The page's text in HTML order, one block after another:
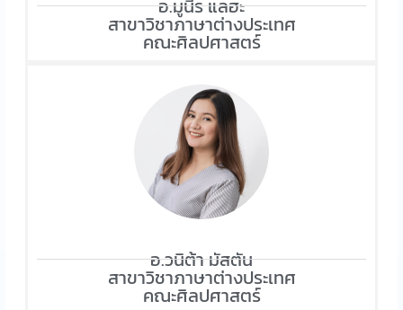
อ.มูนีร แลฮะ
สาขาวิชาภาษาต่างประเทศ
คณะศิลปศาสตร์
อ.วนิต้า มัสตัน
สาขาวิชาภาษาต่างประเทศ
คณะศิลปศาสตร์